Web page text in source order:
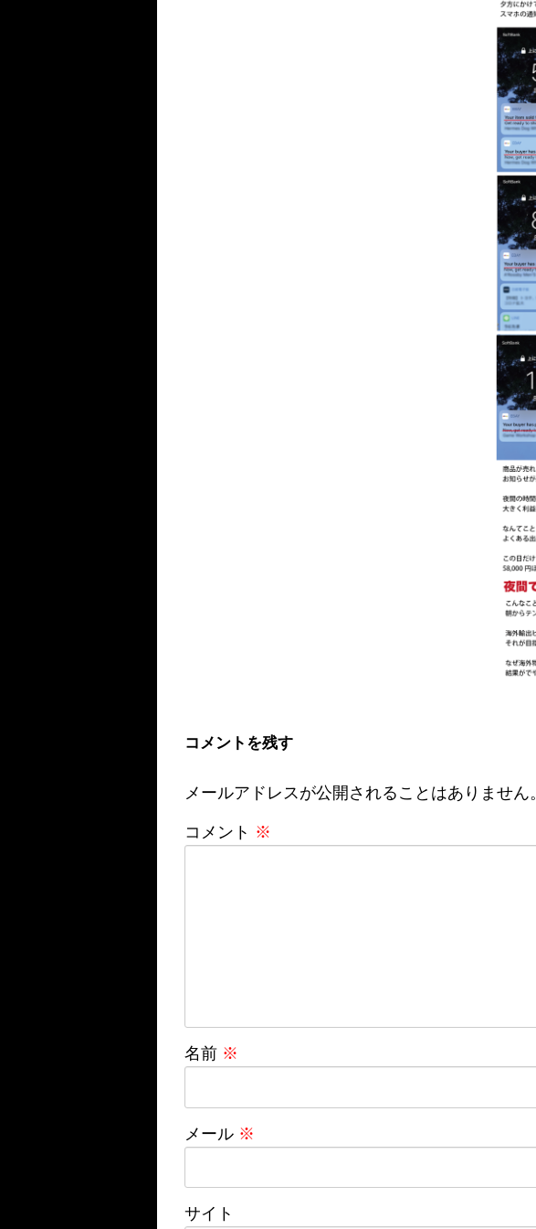
コメントを残す
メールアドレスが公開されることはありません。
コメント ※
名前 ※
メール ※
サイト